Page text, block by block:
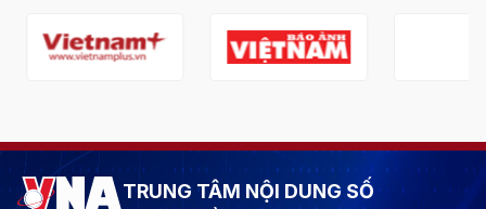
TRUNG TÂM NỘI DUNG SỐ